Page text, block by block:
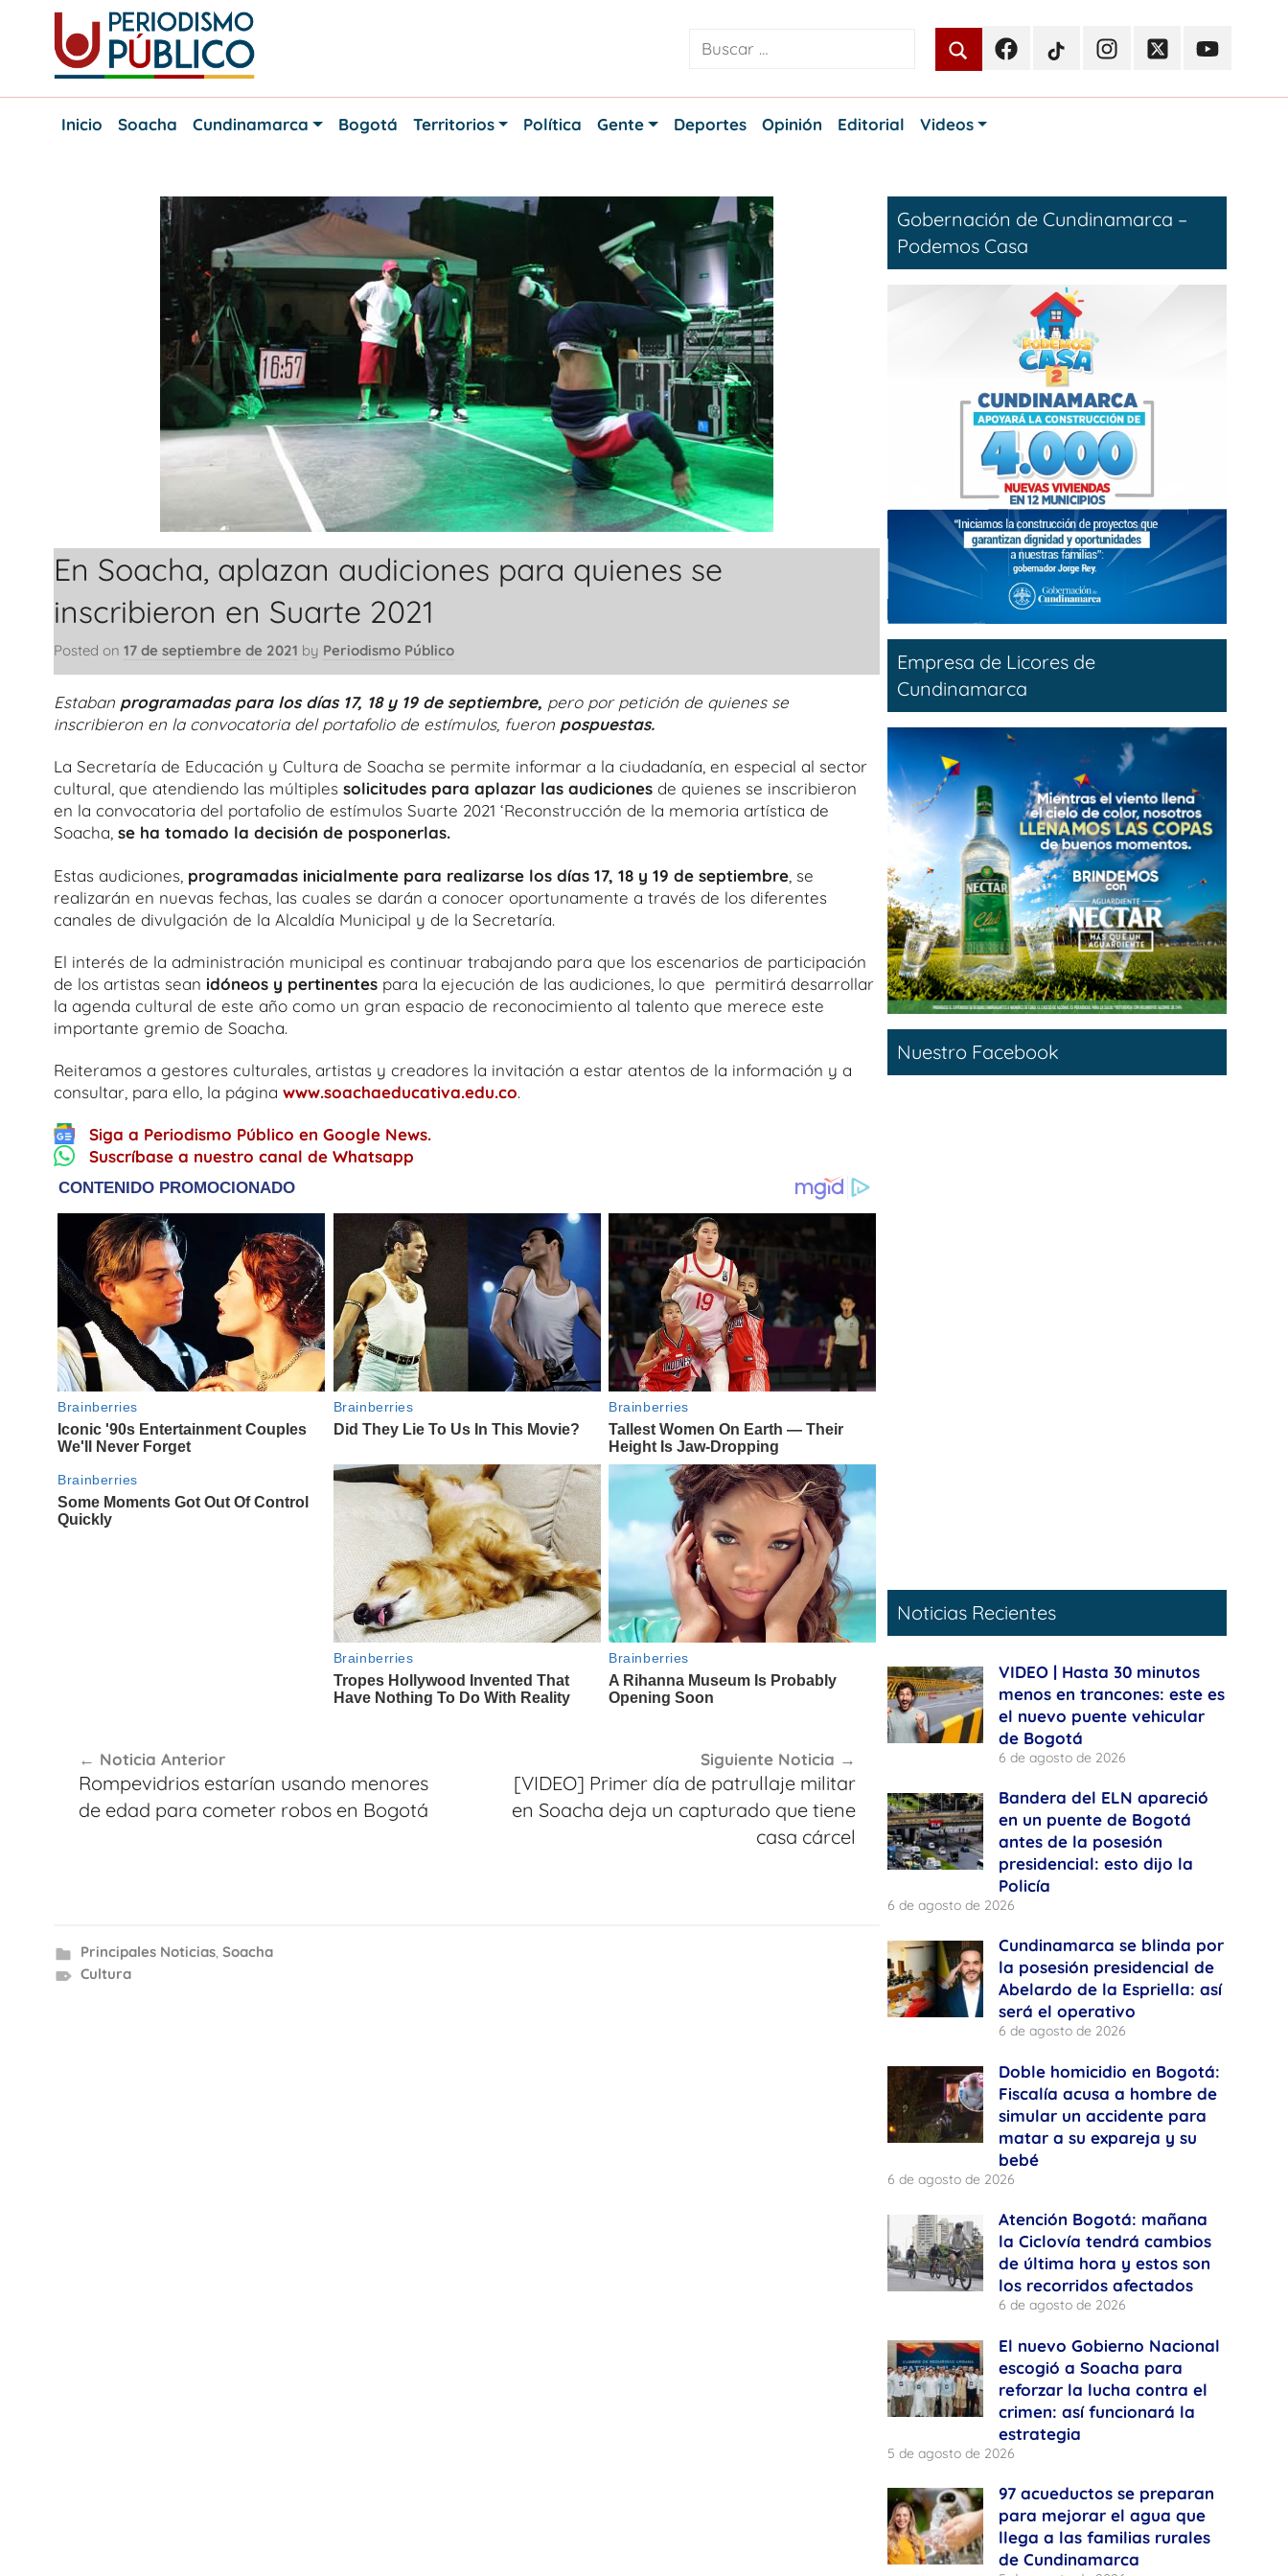
content
Periodismo
Noticias
FacebookTikTokInstagramTwitterYoutube
Inicio
Soacha Cundinamarca Bogotá Territorios Política Gente Deportes Opinión Editorial Videos
En Soacha, aplazan audiciones para quienes se
inscribieron en Suarte 2021
Posted on 17 de septiembre de 2021 by Periodismo Público
Estaban programadas para los días 17, 18 y 19 de septiembre, pero por petición de quienes se
inscribieron en la convocatoria del portafolio de estímulos, fueron pospuestas.
La Secretaría de Educación y Cultura de Soacha se permite informar a la ciudadanía, en especial al sector
cultural, que atendiendo las múltiples solicitudes para aplazar las audiciones de quienes se inscribieron
en la convocatoria del portafolio de estímulos Suarte 2021 ‘Reconstrucción de la memoria artística de
Soacha, se ha tomado la decisión de posponerlas.
Estas audiciones, programadas inicialmente para realizarse los días 17, 18 y 19 de septiembre , se
realizarán en nuevas fechas, las cuales se darán a conocer oportunamente a través de los diferentes
canales de divulgación de la Alcaldía Municipal y de la Secretaría.
El interés de la administración municipal es continuar trabajando para que los escenarios de participación
de los artistas sean idóneos y pertinentes para la ejecución de las audiciones, lo que permitirá desarrollar
la agenda cultural de este año como un gran espacio de reconocimiento al talento que merece este
importante gremio de Soacha.
Reiteramos a gestores culturales, artistas y creadores la invitación a estar atentos de la información y a
consultar, para ello, la página www.soachaeducativa.edu.co.
Siga a Periodismo Público en Google News.
Suscríbase a nuestro canal de Whatsapp
de
entradas
Noticia Anterior
Rompevidrios estarían usando menores
de edad para cometer robos en Bogotá
Siguiente Noticia
[VIDEO] Primer día de patrullaje militar
en Soacha deja un capturado que tiene
casa cárcel
Principales Noticias, Soacha
Cultura
Gobernación de Cundinamarca –
Podemos Casa
Empresa de Licores de
Cundinamarca
Nuestro Facebook
Noticias Recientes
VIDEO | Hasta 30 minutos
menos en trancones: este es
el nuevo puente vehicular
de Bogotá
6 de agosto de 2026
Bandera del ELN apareció
en un puente de Bogotá
antes de la posesión
presidencial: esto dijo la
Policía
6 de agosto de 2026
Cundinamarca se blinda por
la posesión presidencial de
Abelardo de la Espriella: así
será el operativo
6 de agosto de 2026
Doble homicidio en Bogotá:
Fiscalía acusa a hombre de
simular un accidente para
matar a su expareja y su
bebé
6 de agosto de 2026
Atención Bogotá: mañana
la Ciclovía tendrá cambios
de última hora y estos son
los recorridos afectados
6 de agosto de 2026
El nuevo Gobierno Nacional
escogió a Soacha para
reforzar la lucha contra el
crimen: así funcionará la
estrategia
5 de agosto de 2026
97 acueductos se preparan
para mejorar el agua que
llega a las familias rurales
de Cundinamarca